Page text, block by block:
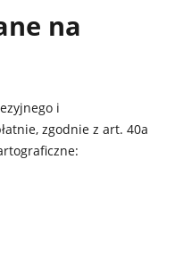
na
i
zgodnie z art. 40a